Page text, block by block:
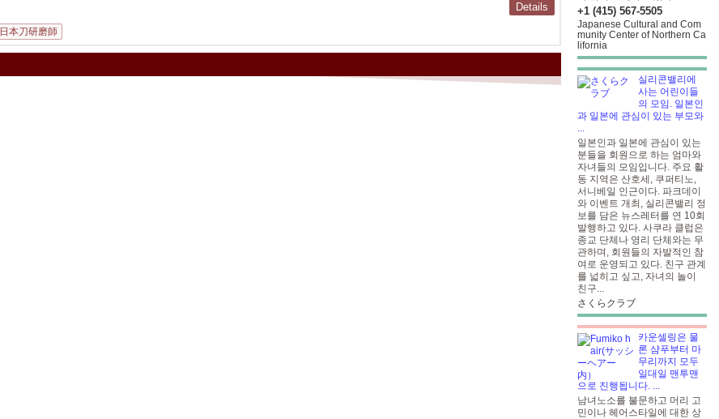
Details
日本刀研磨師
+1 (415) 567-5505
Japanese Cultural and Com
munity Center of Northern Ca
lifornia
실리콘밸리에
사는 어린이들
의 모임. 일본인
과 일본에 관심이 있는 부모와
...
일본인과 일본에 관심이 있는
분들을 회원으로 하는 엄마와
자녀들의 모임입니다. 주요 활
동 지역은 산호세, 쿠퍼티노,
서니베일 인근이다. 파크데이
와 이벤트 개최, 실리콘밸리 정
보를 담은 뉴스레터를 연 10회
발행하고 있다. 사쿠라 클럽은
종교 단체나 영리 단체와는 무
관하며, 회원들의 자발적인 참
여로 운영되고 있다. 친구 관계
를 넓히고 싶고, 자녀의 놀이
친구...
さくらクラブ
카운셀링은 물
론 샴푸부터 마
무리까지 모두
일대일 맨투맨
으로 진행됩니다. ...
남녀노소를 불문하고 머리 고
민이나 헤어스타일에 대한 상